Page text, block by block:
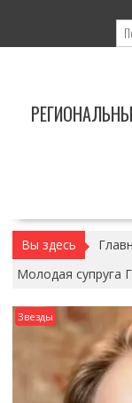
содержимому
Вы здесь
Молодая супруга
Звезды